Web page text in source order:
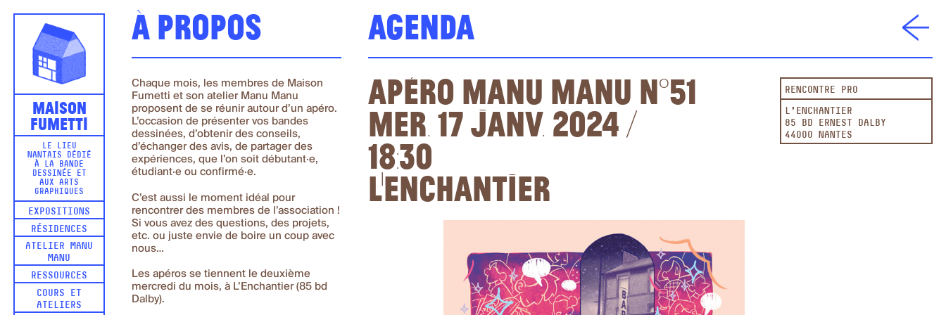
Maison
Fumetti
LE LIEU
NANTAIS DÉDIÉ
À LA BANDE
DESSINÉE ET
AUX ARTS
GRAPHIQUES
EXPOSITIONS
RÉSIDENCES
ATELIER MANU
MANU
RESSOURCES
COURS ET
ATELIERS
À propos
Chaque mois, les membres de Maison
Fumetti et son atelier Manu Manu
proposent de se réunir autour d’un apéro.
L’occasion de présenter vos bandes
dessinées, d’obtenir des conseils,
d’échanger des avis, de partager des
expériences, que l’on soit débutant·e,
étudiant·e ou confirmé·e.
C’est aussi le moment idéal pour
rencontrer des membres de l’association !
Si vous avez des questions, des projets,
etc. ou juste envie de boire un coup avec
nous…
Les apéros se tiennent le deuxième
mercredi du mois, à L’Enchantier (85 bd
Dalby).
Agenda
Apéro Manu Manu n°51
Mer. 17 janv. 2024 /
18:30
L'Enchantier
RENCONTRE PRO
L'ENCHANTIER
85 BD ERNEST DALBY
44000 NANTES